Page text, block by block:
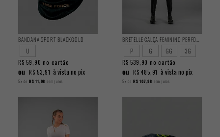
BANDANA SPORT BLACKGOLD
U
R$ 59,90 no cartão
ou R$ 53,91 à vista no pix
5x de R$ 11,98 sem juros
P G GG 3G
R$ 539,90 no cartão
ou R$ 485,91 à vista no pix
5x de R$ 107,98 sem juros